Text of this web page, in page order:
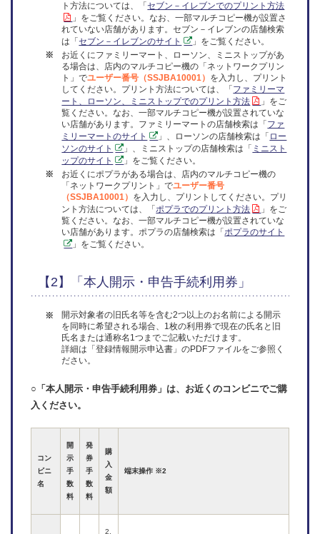
ト方法については、「セブン－イレブンでのプリント方法
」をご覧ください。なお、一部マルチコピー機が設置さ
れていない店舗があります。セブン－イレブンの店舗検索
は「セブン－イレブンのサイト
」をご覧ください。
※
お近くにファミリーマート、ローソン、ミニストップがあ
る場合は、店内のマルチコピー機の「ネットワークプリン
ト」でユーザー番号（SSJBA10001） を入力し、プリント
してください。プリント方法については、「ファミリーマ
ート、ローソン、ミニストップでのプリント方法
」をご
覧ください。なお、一部マルチコピー機が設置されていな
い店舗があります。ファミリーマートの店舗検索は「ファ
ミリーマートのサイト
」、ローソンの店舗検索は「 ロー
ソンのサイト
」、ミニストップの店舗検索は「 ミニスト
ップのサイト
」をご覧ください。
※
お近くにポプラがある場合は、店内のマルチコピー機の
「ネットワークプリント」でユーザー番号
（SSJBA10001） を入力し、プリントしてください。プリ
ント方法については、「ポプラでのプリント方法
」をご
覧ください。なお、一部マルチコピー機が設置されていな
い店舗があります。ポプラの店舗検索は「ポプラのサイト
」をご覧ください。
【2】「本人開示・申告手続利用券」
※
開示対象者の旧氏名等を含む2つ以上のお名前による開示
を同時に希望される場合、1枚の利用券で現在の氏名と旧
氏名または通称名1つまでご記載いただけます。
詳細は「登録情報開示申込書」のPDFファイルをご参照く
ださい。
○「本人開示・申告手続利用券」は、お近くのコンビニでご購
入ください。
コン
ビニ
名
開
示
手
数
料
発
券
手
数
料
購
入
金
額
端末操作 ※2
2,